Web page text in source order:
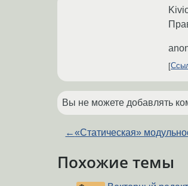
Вы не можете добавлять
←«Статическая»
Похожие темы